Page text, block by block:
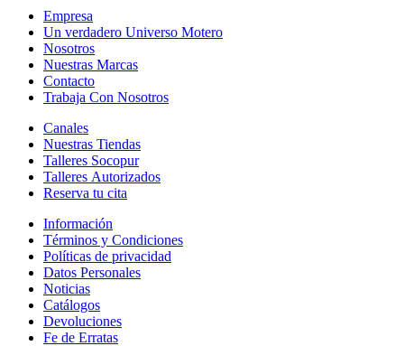
Empresa
Un verdadero Universo Motero
Nosotros
Nuestras Marcas
Contacto
Trabaja Con Nosotros
Canales
Nuestras Tiendas
Talleres Socopur
Talleres Autorizados
Reserva tu cita
Información
Términos y Condiciones
Políticas de privacidad
Datos Personales
Noticias
Catálogos
Devoluciones
Fe de Erratas